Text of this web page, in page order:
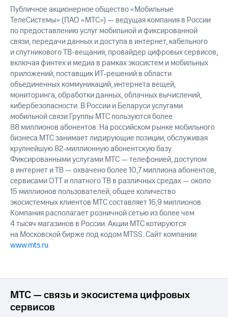
и
аудит
Рынок
акций
Описание
Программа
приобретения
Порядок
выкупа
акций
Дивиденды
Рынок
облигаций
Описание
Еврооблигации-2023
Уведомление
о
погашении
именных
облигаций
Другое
Регистратор
Реквизиты
деловая этика
На главную
Публичное акционерное общество «Мобильные
ТелеСистемы» (ПАО «МТС») — ведущая компания в России
по предоставлению услуг мобильной и фиксированной
связи, передачи данных и доступа в интернет, кабельного
и спутникового ТВ-вещания; провайдер цифровых сервисов,
включая финтех и медиа в рамках экосистем и мобильных
приложений; поставщик ИТ-решений в области
объединенных коммуникаций, интернета вещей,
мониторинга, обработки данных, облачных вычислений,
кибербезопасности. В России и Беларуси услугами
мобильной связи Группы МТС пользуются более
88 миллионов абонентов. На российском рынке мобильного
бизнеса МТС занимает лидирующие позиции, обслуживая
крупнейшую 82-миллионную абонентскую базу.
Фиксированными услугами МТС — телефонией, доступом
в интернет и ТВ — охвачено более 10,7 миллиона абонентов,
сервисами OTT и платного ТВ в различных средах — около
15 миллионов пользователей, общее количество
экосистемных клиентов МТС составляет 16,9 миллионов.
Компания располагает розничной сетью из более чем
4 тысяч магазинов в России. Акции МТС котируются
на Московской бирже под кодом MTSS. Сайт компании:
www.mts.ru
МТС — связь и экосистема цифровых
сервисов